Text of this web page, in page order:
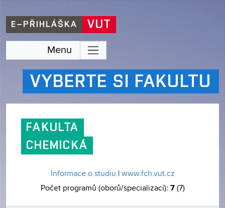
E–PŘIHLÁŠKA VUT
Menu
VYBERTE SI FAKULTU
FAKULTA
CHEMICKÁ
Informace o studiu
www.fch.vut.cz
Počet programů (oborů/specializací): 7(7)